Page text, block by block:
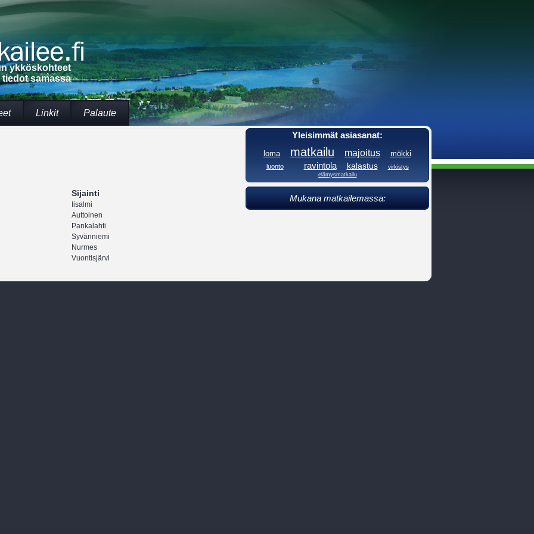
ykköskohteet
samassa
Linkit Palaute
Sijainti
Iisalmi
Auttoinen
Pankalahti
Syvänniemi
Nurmes
Vuontisjärvi
Yleisimmät asiasanat:
loma matkailu majoitus mökki
luonto ravintola kalastus virkistys
elämysmatkailu
Mukana matkailemassa: